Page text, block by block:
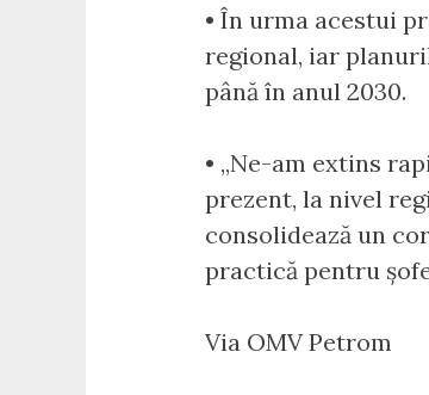
• În urma acestui
regional, iar
până în anul 2030.
• „Ne-am extins
prezent, la nivel
consolidează un
practică pentru
Via OMV Petrom